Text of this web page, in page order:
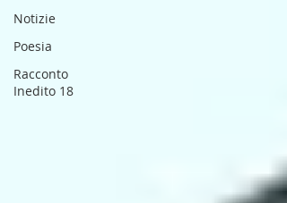
Notizie
Poesia
Racconto
Inedito 18